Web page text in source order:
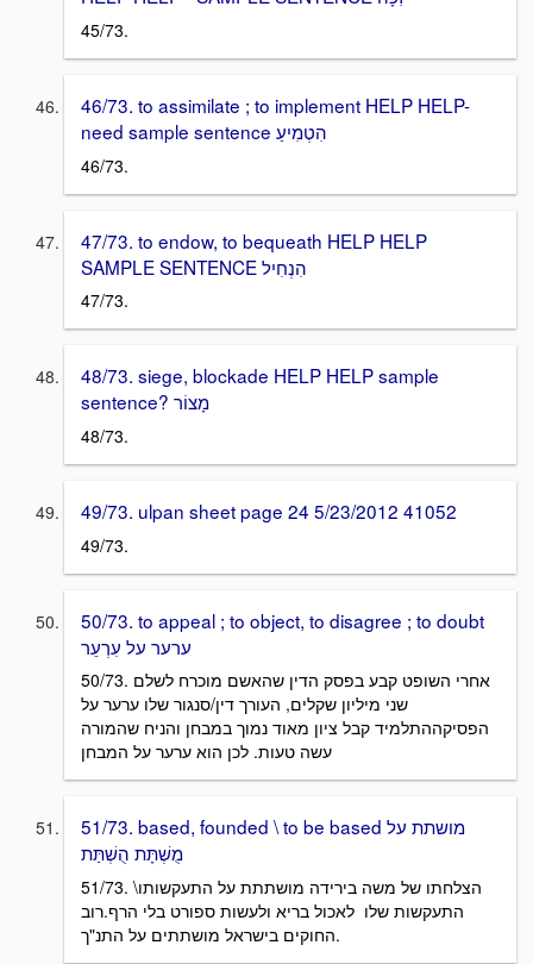
45/73.
46/73. to assimilate ; to implement HELP HELP-
46/73.
47/73. to endow, to bequeath HELP HELP
47/73.
48/73. siege, blockade HELP HELP sample
48/73.
49/73. ulpan sheet page 24 5/23/2012 41052
49/73.
50/73. to appeal ; to object, to disagree ; to doubt
ערער על עִרְעֵר
50/73. אחרי השופט קבע בפסק הדין שהאשם מוכרח לשלם
שני מיליון שקלים, העורך דין/סנגור שלו ערער על
הפסיקההתלמיד קבל ציון מאוד נמוך במבחן והניח שהמורה
עשה טעות. לכן הוא ערער על המבחן
51/73. based, founded \ to be based מושתת על
מֻשְׁתָּת הֻשְׁתַּת
51/73. הצלחתו של משה בירידה מושתתת על התעקשותו\
התעקשות שלו לאכול בריא ולעשות ספורט בלי הרף.רוב
החוקים בישראל מושתתים על התנ"ך.